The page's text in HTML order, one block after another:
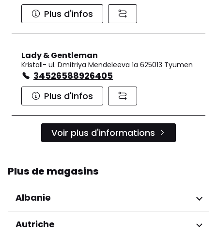
Plus d'infos
Lady & Gentleman
Kristall- ul. Dmitriya Mendeleeva 1a 625013 Tyumen
34526588926405
Plus d'infos
Voir plus d'informations
Plus de magasins
Albanie
Régions
Autriche